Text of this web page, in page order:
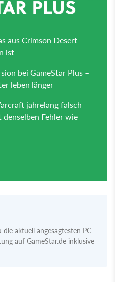
aktuell angesagtesten PC-
auf GameStar.de inklusive